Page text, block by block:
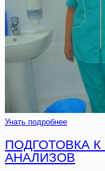
Унать подробнее
ПОДГОТОВКА
АНАЛИЗОВ